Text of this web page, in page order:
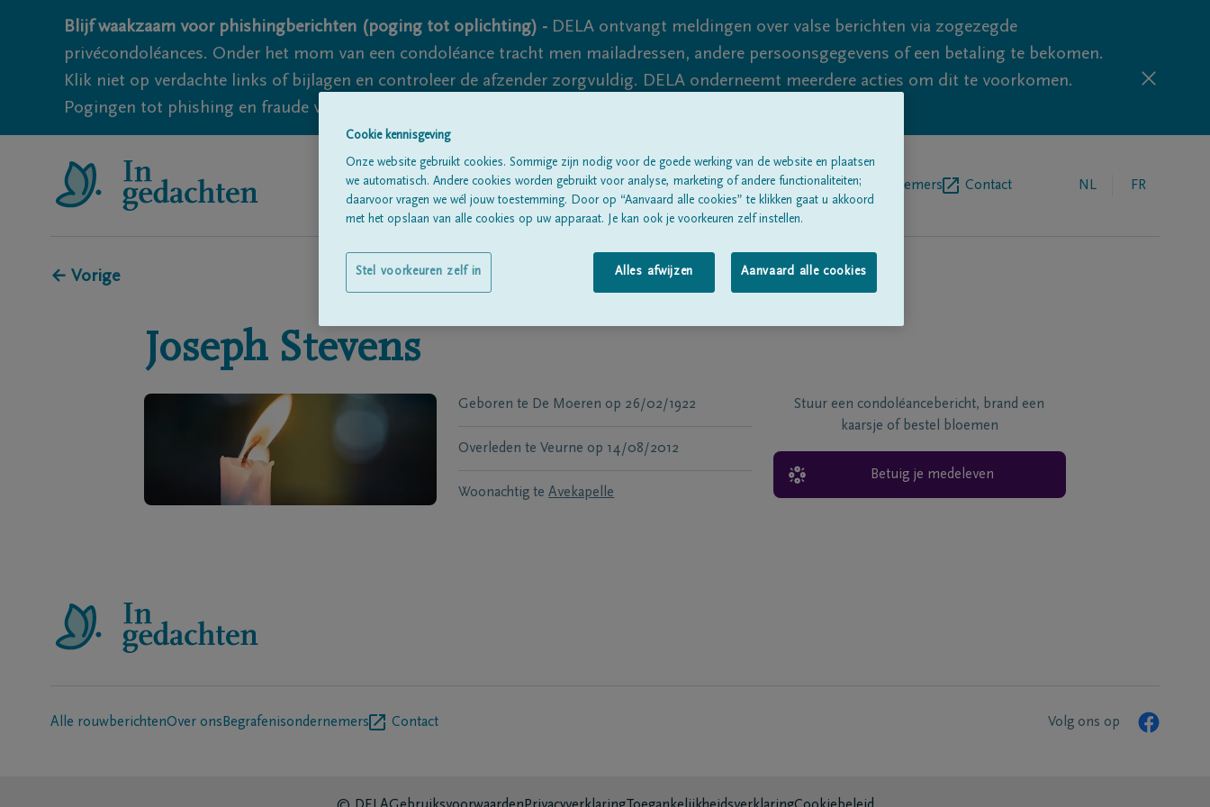
Blijf waakzaam voor phishingberichten (poging tot oplichting) - DELA ontvangt meldingen over valse berichten via zogezegde
privécondoléances. Onder het mom van een condoléance tracht men mailadressen, andere persoonsgegevens of een betaling te bekomen.
Klik niet op verdachte links of bijlagen en controleer de afzender zorgvuldig. DELA onderneemt meerdere acties om dit te voorkomen.
Pogingen tot phishing en fraude vallen echter nooit volledig uit te sluiten, dus blijf waakzaam.
Alle rouwberichten Over onsBegrafenisondernemers Contact NL FR
← Vorige
Joseph Stevens
Geboren te De Moeren op 26/02/1922
Overleden te Veurne op 14/08/2012
Woonachtig te Avekapelle
Stuur een condoléancebericht, brand een
kaarsje of bestel bloemen
Betuig je medeleven
Alle rouwberichtenOver ons Begrafenisondernemers Contact Volg ons op
Cookie kennisgeving
Onze website gebruikt cookies. Sommige zijn nodig voor de goede werking van de website en plaatsen
we automatisch. Andere cookies worden gebruikt voor analyse, marketing of andere functionaliteiten;
daarvoor vragen we wél jouw toestemming. Door op “Aanvaard alle cookies” te klikken gaat u akkoord
met het opslaan van alle cookies op uw apparaat. Je kan ook je voorkeuren zelf instellen.
Alles afwijzen Aanvaard alle cookies
Stel voorkeuren zelf in